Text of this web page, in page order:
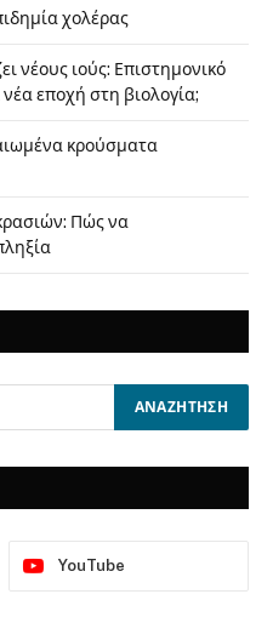
χολέρας
νέους ιούς: Επιστημονικό
εποχή στη βιολογία;
κρούσματα
Πώς να
YouTube